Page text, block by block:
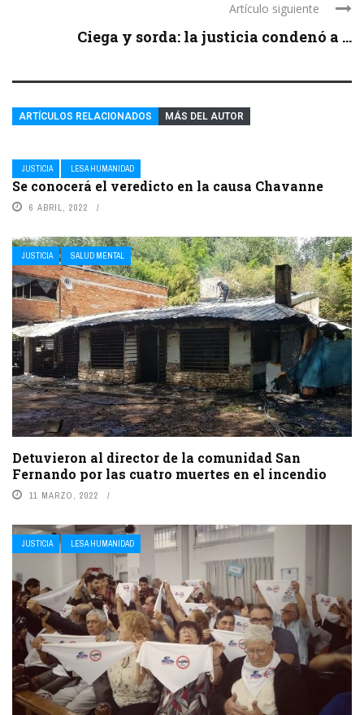
Artículo siguiente
Ciega y sorda: la justicia condenó a ...
ARTÍCULOS RELACIONADOS MÁS DEL AUTOR
JUSTICIA LESA HUMANIDAD
Se conocerá el veredicto en la causa Chavanne
6 ABRIL, 2022
JUSTICIA SALUD MENTAL
Detuvieron al director de la comunidad San
Fernando por las cuatro muertes en el incendio
11 MARZO, 2022
JUSTICIA LESA HUMANIDAD